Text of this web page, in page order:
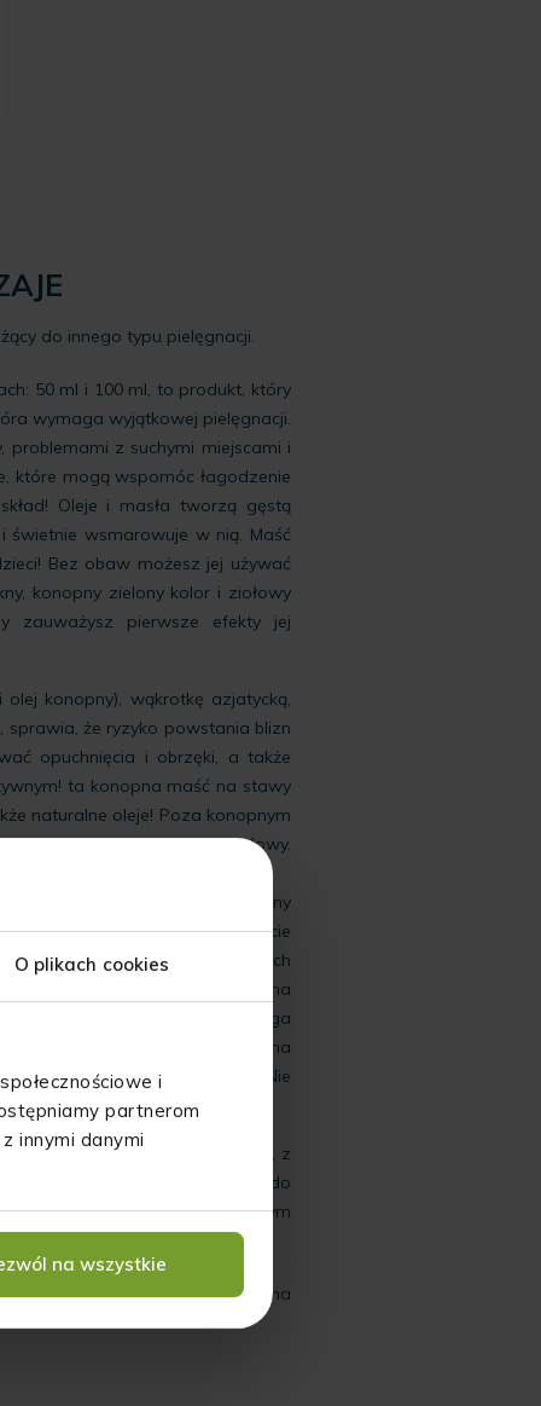
O plikach cookies
i
partnerom
innymi danymi
na wszystkie
do innego typu pielęgnacji.
50 ml i 100 ml, to produkt, który
wymaga wyjątkowej pielęgnacji.
problemami z suchymi miejscami i
które mogą wspomóc łagodzenie
Oleje i masła tworzą gęstą
świetnie wsmarowuje w nią. Maść
Bez obaw możesz jej używać
konopny zielony kolor i ziołowy
zauważysz pierwsze efekty jej
konopny), wąkrotkę azjatycką,
sprawia, że ryzyko powstania blizn
opuchnięcia i obrzęki, a także
ta konopna maść na stawy
naturalne oleje! Poza konopnym
też olej oliwkowy czy migdałowy.
włoskiej, kasztanowca, witaminy
składniki mają na celu wsparcie
cierpiącej z powodu rozszerzonych
skóra była bardziej odporna na
nóg, ściąga naczynka, pomaga
działa korzystnie na
i szybko się wchłania! Nie
w szklanych słoiczkach, z
wykorzystać słoiczki do
szkło może stać się stylowym
dekoracyjnym na półce!
uwagi skóry. Postaw na